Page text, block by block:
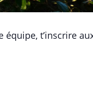
t’inscrire